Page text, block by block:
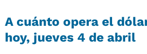
A cuánto opera el
hoy, jueves 4 de abril